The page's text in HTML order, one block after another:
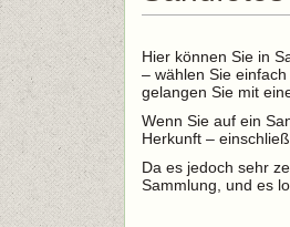
Hier können Sie in
– wählen Sie
gelangen Sie mit
Wenn Sie auf ein
Herkunft –
Da es jedoch sehr
Sammlung, und es